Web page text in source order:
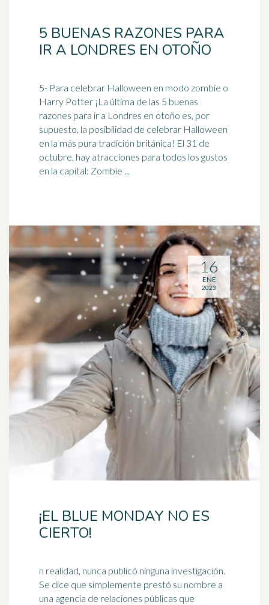
5 BUENAS RAZONES PARA
IR A LONDRES EN OTOÑO
5- Para celebrar Halloween en modo zombie o
Harry Potter ¡La última de las 5 buenas
razones para ir a Londres en otoño es, por
supuesto, la posibilidad de celebrar Halloween
en la más pura tradición británica! El 31 de
octubre, hay atracciones para todos los gustos
en la capital: Zombie ...
¡EL BLUE MONDAY NO ES
CIERTO!
n realidad, nunca publicó ninguna investigación.
Se dice que simplemente prestó su nombre a
una agencia de relaciones públicas que
16
ENE
2023